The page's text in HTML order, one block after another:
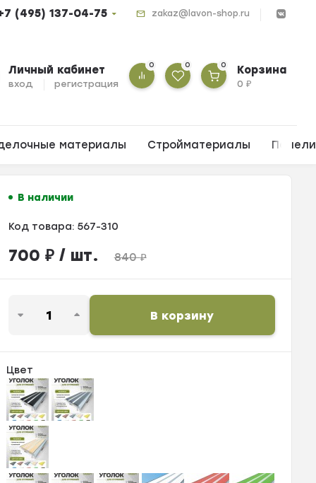
(495) 137-04-75 zakaz@lavon-shop.ru
Личный кабинет
вход регистрация
0 0 0 Корзина
0₽
материалы Стройматериалы
В наличии
Код товара: 567-310
700 ₽/ шт. 840₽
В корзину
Цвет